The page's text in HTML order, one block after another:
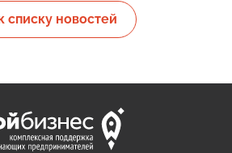
списку новостей